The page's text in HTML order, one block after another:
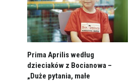
Prima Aprilis według
dzieciaków z Bocianowa –
„Duże pytania, małe